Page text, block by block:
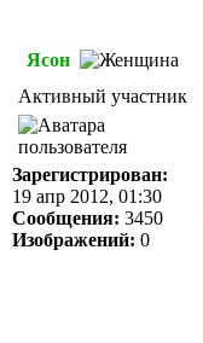
Ясон
Активный участник
Зарегистрирован:
19 апр 2012, 01:30
Сообщения: 3450
Изображений: 0